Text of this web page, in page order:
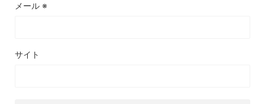
メール ※
サイト